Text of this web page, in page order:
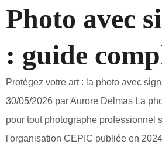
Photo avec
: guide
Protégez votre art : la photo avec
30/05/2026 par Aurore Delmas La
pour tout photographe
l'organisation CEPIC publiée en